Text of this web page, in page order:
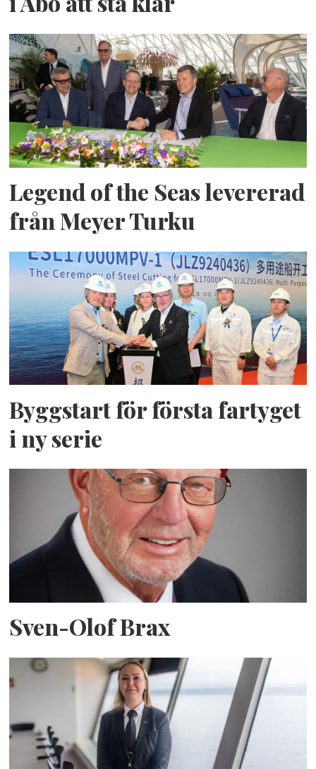
Legend of the Seas levererad
från Meyer Turku
Byggstart för första fartyget
i ny serie
Sven-Olof Brax